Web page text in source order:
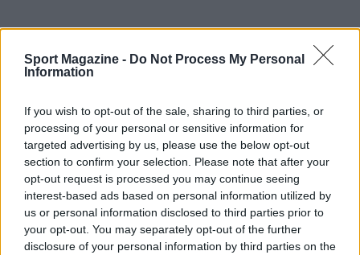
Sport Magazine - Do Not Process My Personal
Information
If you wish to opt-out of the sale, sharing to third parties, or
processing of your personal or sensitive information for
targeted advertising by us, please use the below opt-out
section to confirm your selection. Please note that after your
opt-out request is processed you may continue seeing
interest-based ads based on personal information utilized by
us or personal information disclosed to third parties prior to
your opt-out. You may separately opt-out of the further
disclosure of your personal information by third parties on the